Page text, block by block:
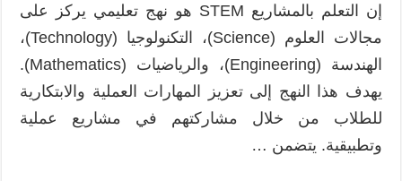
إن التعلم بالمشاريع STEM هو نهج تعليمي يركز على
مجالات العلوم (Science)، التكنولوجيا (Technology)،
الهندسة (Engineering)، والرياضيات (Mathematics).
يهدف هذا النهج إلى تعزيز المهارات العملية والابتكارية
للطلاب من خلال مشاركتهم في مشاريع عملية
وتطبيقية. يتضمن …